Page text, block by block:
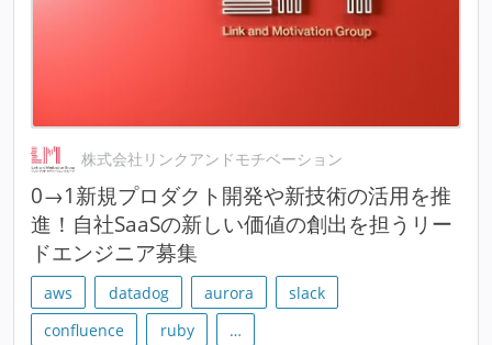
株式会社リンクアンドモチベーション
0→1新規プロダクト開発や新技術の活用を推
進！自社SaaSの新しい価値の創出を担うリー
ドエンジニア募集
aws datadog aurora
slack
confluence
ruby …